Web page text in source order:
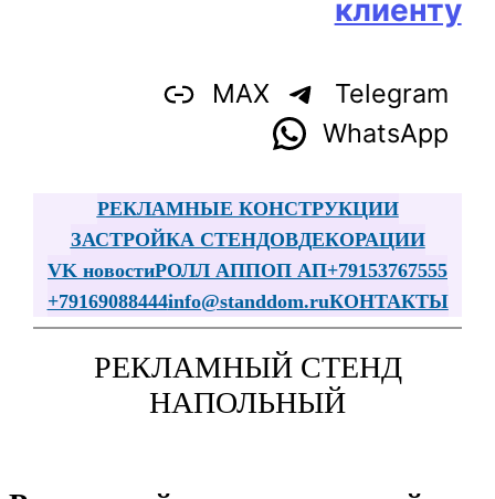
клиенту
MAX
Telegram
WhatsApp
РЕКЛАМНЫЕ КОНСТРУКЦИИ
ЗАСТРОЙКА СТЕНДОВДЕКОРАЦИИ
VK новостиРОЛЛ АППОП АП+79153767555
+79169088444infо@standdom.ruКОНТАКТЫ
РЕКЛАМНЫЙ СТЕНД
НАПОЛЬНЫЙ